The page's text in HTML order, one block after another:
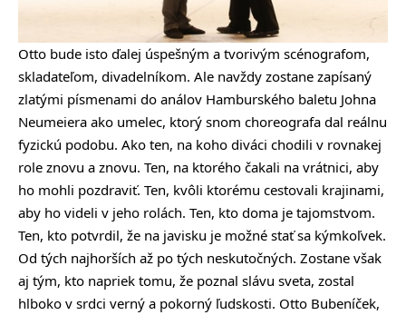
Otto bude isto ďalej úspešným a tvorivým scénografom,
skladateľom, divadelníkom. Ale navždy zostane zapísaný
zlatými písmenami do análov Hamburského baletu Johna
Neumeiera ako umelec, ktorý snom choreografa dal reálnu
fyzickú podobu. Ako ten, na koho diváci chodili v rovnakej
role znovu a znovu. Ten, na ktorého čakali na vrátnici, aby
ho mohli pozdraviť. Ten, kvôli ktorému cestovali krajinami,
aby ho videli v jeho rolách. Ten, kto doma je tajomstvom.
Ten, kto potvrdil, že na javisku je možné stať sa kýmkoľvek.
Od tých najhorších až po tých neskutočných. Zostane však
aj tým, kto napriek tomu, že poznal slávu sveta, zostal
hlboko v srdci verný a pokorný ľudskosti. Otto Bubeníček,